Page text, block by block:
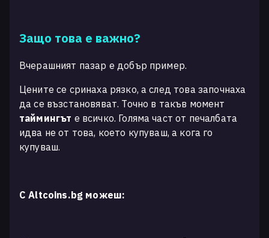
Защо това е важно?
Вчерашният пазар е добър пример.
Цените се сринаха рязко, а след това започнаха
да се възстановяват. Точно в такъв момент
таймингът е всичко. Голяма част от печалбата
идва не от това, което купуваш, а кога го
купуваш.
С Altcoins.bg можеш: